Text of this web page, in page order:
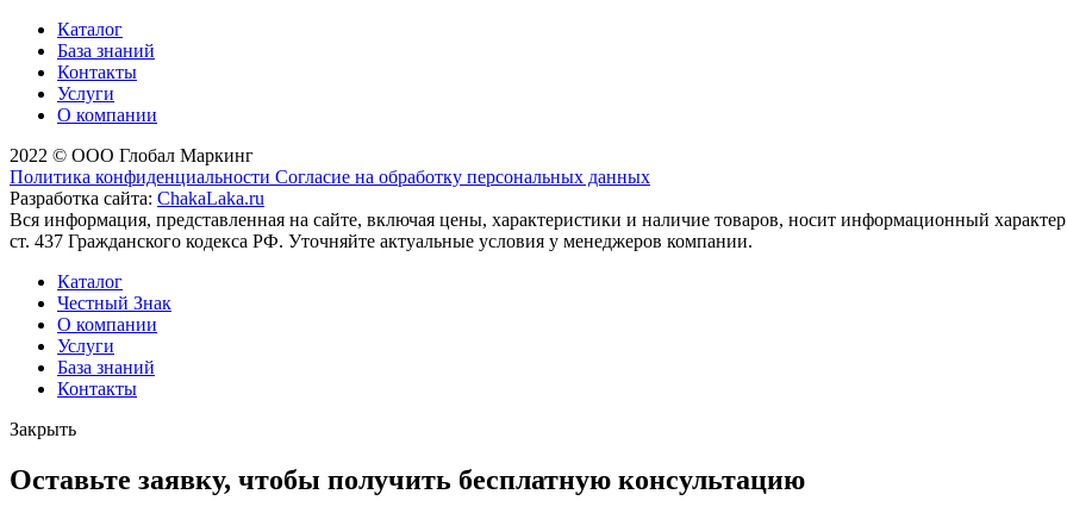
Каталог
База знаний
Контакты
Услуги
О компании
2022 © ООО Глобал Маркинг
Политика конфиденциальности Согласие на обработку персональных данных
Разработка сайта: ChakaLaka.ru
Вся информация, представленная на сайте, включая цены, характеристики и наличие товаров, носит информационный
ст. 437 Гражданского кодекса РФ. Уточняйте актуальные условия у менеджеров компании.
Каталог
Честный Знак
О компании
Услуги
База знаний
Контакты
Закрыть
Оставьте заявку, чтобы получить бесплатную консультацию